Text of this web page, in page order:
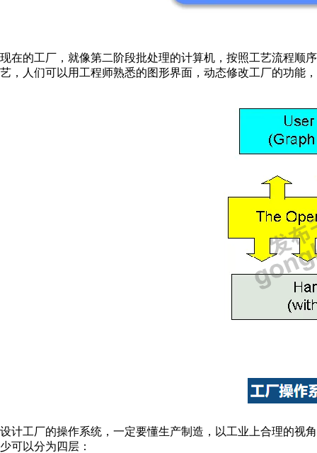
现在的工厂，就像第二阶段批处理的计算机，按照工艺流程顺
艺，人们可以用工程师熟悉的图形界面，动态修改工厂的功能
设计工厂的操作系统，一定要懂生产制造，以工业上合理的视
少可以分为四层：